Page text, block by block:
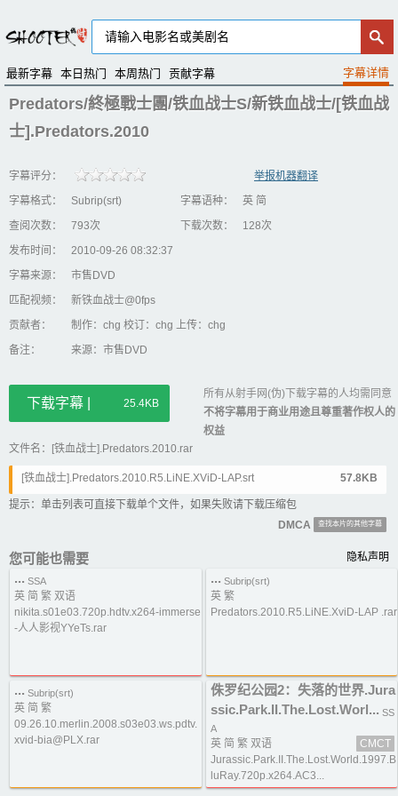
最新字幕 本日热门 本周热门 贡献字幕
Predators/終極戰士團/铁血战士S/新铁血战士/[铁血战
士].Predators.2010
字幕评分：
举报机器翻译
字幕格式：
Subrip(srt) 字幕语种：
英 简
查阅次数：
793次 下载次数：
128次
发布时间：
2010-09-26 08:32:37
字幕来源：
市售DVD
匹配视频：
新铁血战士@0fps
贡献者：
制作：chg 校订：chg 上传：chg
备注：
来源：市售DVD
下载字幕 | 25.4KB
所有从射手网(伪)下载字幕的人均需同意
不将字幕用于商业用途且尊重著作权人的
权益
文件名：[铁血战士].Predators.2010.rar
[铁血战士].Predators.2010.R5.LiNE.XViD-LAP.srt 57.8KB
提示：单击列表可直接下载单个文件，如果失败请下载压缩包
DMCA
查找本片的其他字幕
您可能也需要 隐私声明
... SSA
英 简 繁 双语
nikita.s01e03.720p.hdtv.x264-immerse
-人人影视YYeTs.rar
... Subrip(srt)
英 繁
Predators.2010.R5.LiNE.XviD-LAP .rar
... Subrip(srt)
英 简 繁
09.26.10.merlin.2008.s03e03.ws.pdtv.
xvid-bia@PLX.rar
侏罗纪公园2：失落的世界.Jura
ssic.Park.II.The.Lost.Worl... SS
A
英 简 繁 双语
CMCT
Jurassic.Park.II.The.Lost.World.1997.B
luRay.720p.x264.AC3...